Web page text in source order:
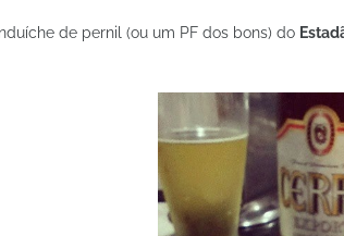
de pernil (ou um PF dos bons) do